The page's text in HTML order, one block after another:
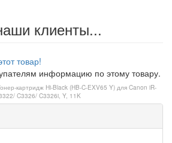
клиенты...
товар!
информацию по этому товару.
картридж Hi-Black (HB-C-EXV65 Y) для Canon iR-
C3326/ C3326i, Y, 11K